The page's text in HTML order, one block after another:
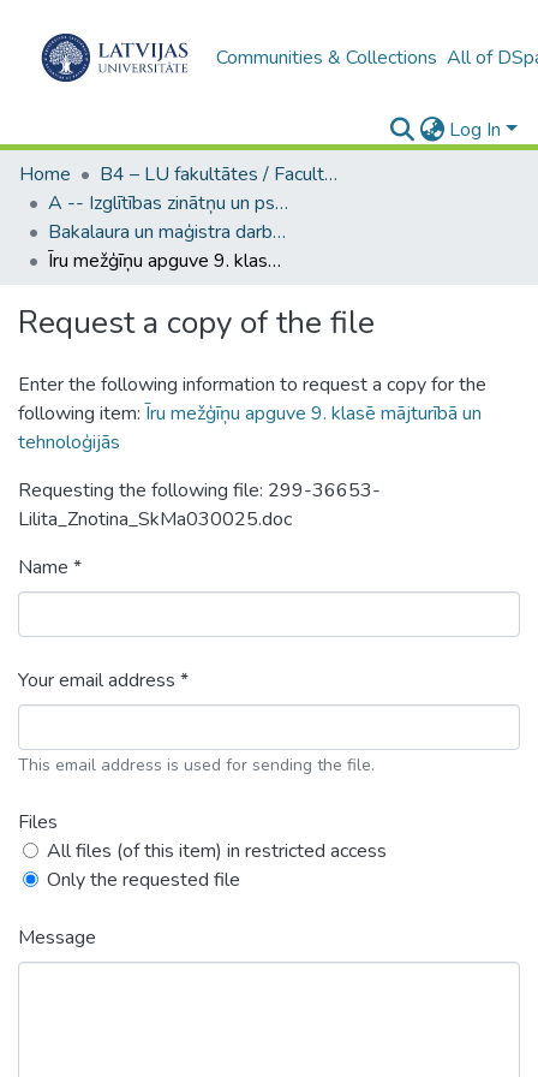
Communities & Collections All of
Log In
Home
B4 – LU fakultātes / Faculties of the UL
A -- Izglītības zinātņu un psiholoģijas fakultāte / Faculty of Education Sciences and Psychology
Bakalaura un maģistra darbi (PPMF) / Bachelor's and Master's theses
Īru mežģīņu apguve 9. klasē mājturībā un tehnoloģijās
Request a copy of the file
Enter the following information to request a copy for the
following item: Īru mežģīņu apguve 9. klasē mājturībā un
tehnoloģijās
Requesting the following file: 299-36653-
Lilita_Znotina_SkMa030025.doc
Name *
Your email address *
This email address is used for sending the file.
Files
All files (of this item) in restricted access
Only the requested file
Message